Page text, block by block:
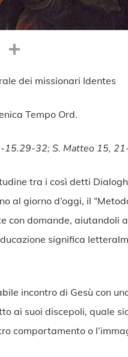
Print
dei missionari Identes
Tempo Ord.
15.29-32; S. Matteo 15,
tra i così detti
al giorno d’oggi, il
con domande, aiutandoli
significa
incontro di Gesù con
ai suoi discepoli, quale
comportamento o